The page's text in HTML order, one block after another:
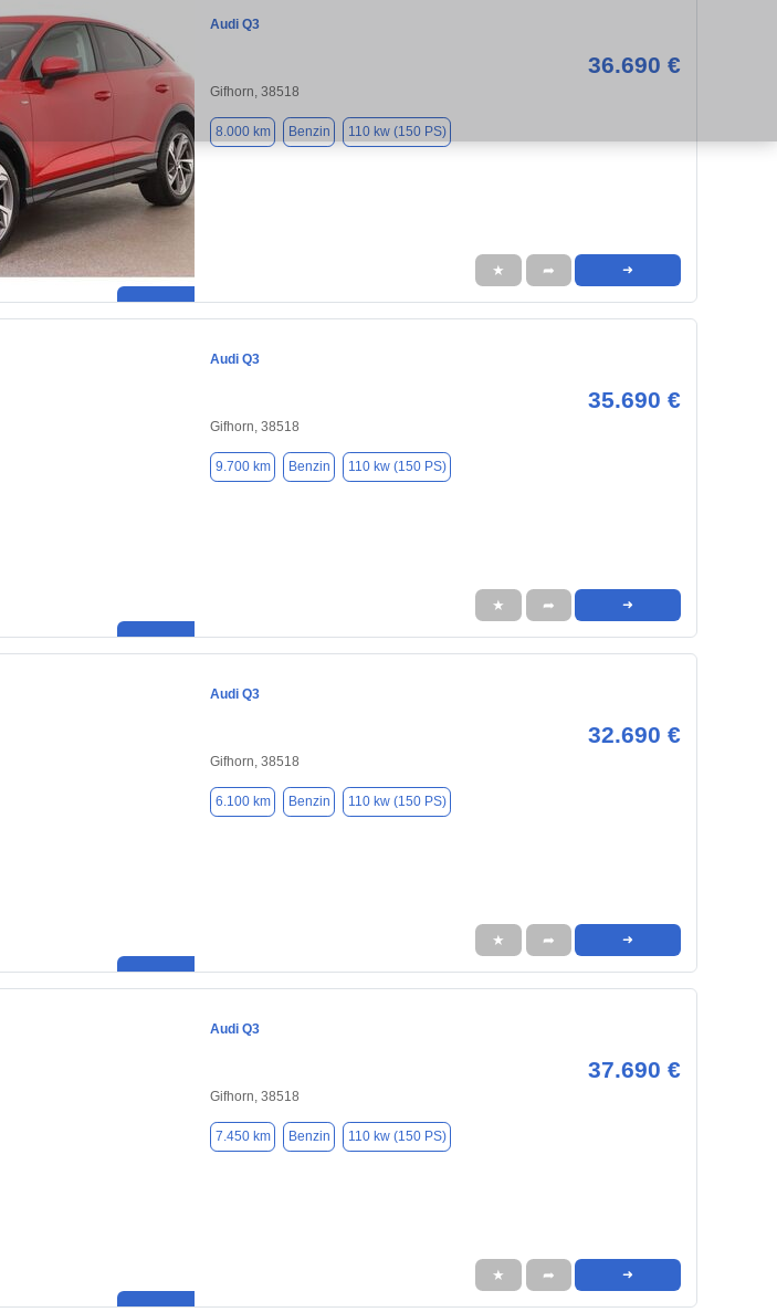
Audi Q3
36.690 €
Gifhorn, 38518
8.000 km Benzin 110 kw (150 PS)
★ ➦ ➜
Audi Q3
35.690 €
Gifhorn, 38518
9.700 km Benzin 110 kw (150 PS)
★ ➦ ➜
Audi Q3
32.690 €
Gifhorn, 38518
6.100 km Benzin 110 kw (150 PS)
★ ➦ ➜
Audi Q3
37.690 €
Gifhorn, 38518
7.450 km Benzin 110 kw (150 PS)
★ ➦ ➜